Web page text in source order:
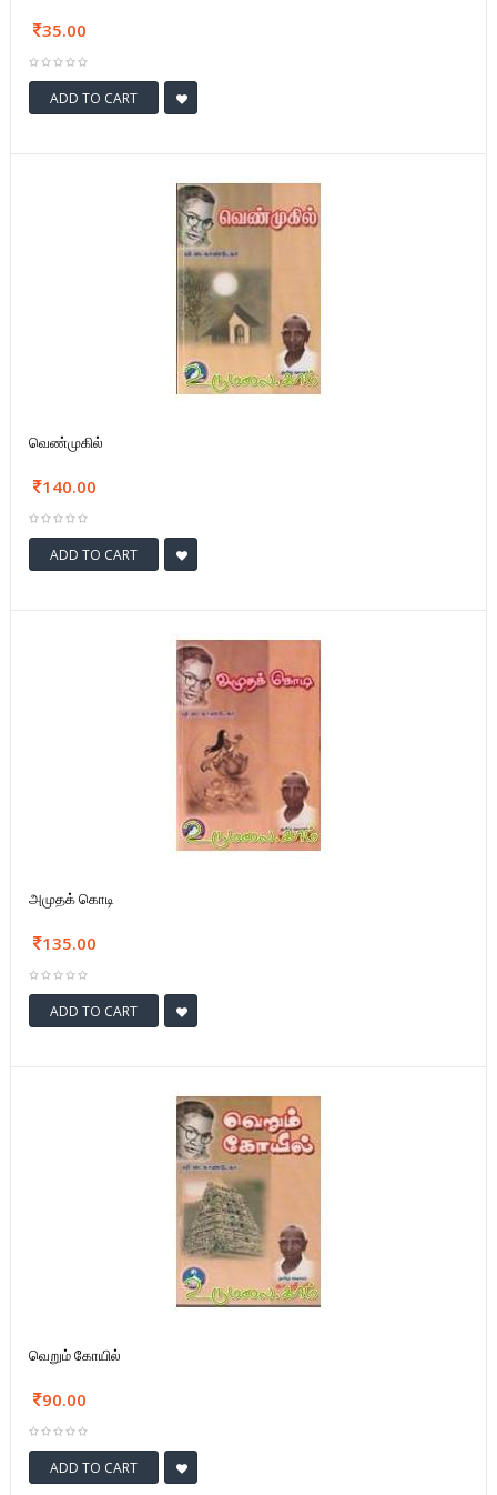
35.00
ADD TO CART
வெண்முகில்
140.00
ADD TO CART
அமுதக் கொடி
135.00
ADD TO CART
வெறும் கோயில்
90.00
ADD TO CART